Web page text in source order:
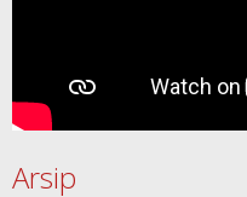
Arsip